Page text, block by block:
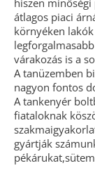
hiszen
átlagos piaci
környéken
várakozás is a
A tanüzemben
nagyon fontos
A tankenyér
fiataloknak
gyártják